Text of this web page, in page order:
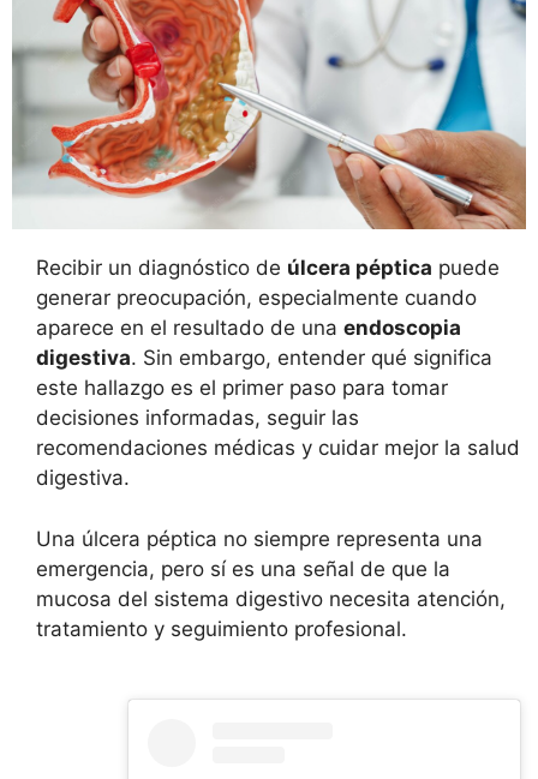
Recibir un diagnóstico de úlcera péptica puede
generar preocupación, especialmente cuando
aparece en el resultado de una endoscopia
digestiva. Sin embargo, entender qué significa
este hallazgo es el primer paso para tomar
decisiones informadas, seguir las
recomendaciones médicas y cuidar mejor la salud
digestiva.
Una úlcera péptica no siempre representa una
emergencia, pero sí es una señal de que la
mucosa del sistema digestivo necesita atención,
tratamiento y seguimiento profesional.